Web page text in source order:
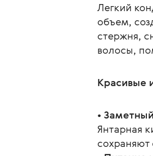
Легкий
объем,
стержня,
волосы,
Красивые
•
Янтарная
сохраняют